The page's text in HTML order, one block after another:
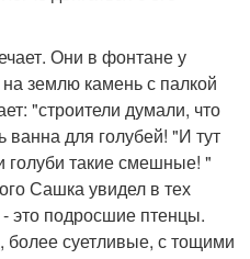
Они в фонтане у
землю камень с палкой
"строители думали, что
ванна для голубей! "И тут
голуби такие смешные! "
Сашка увидел в тех
это подросшие птенцы.
суетливые, с тощими